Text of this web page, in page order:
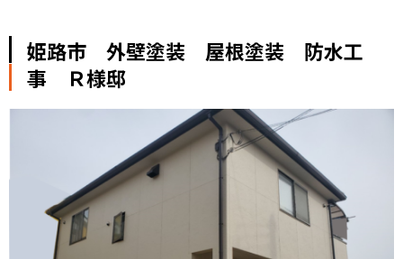
姫路市 外壁塗装 屋根塗装 防水工
事 Ｒ様邸